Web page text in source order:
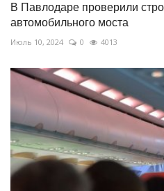
В Павлодаре проверили
автомобильного моста
Июль 10, 2024 0 4013